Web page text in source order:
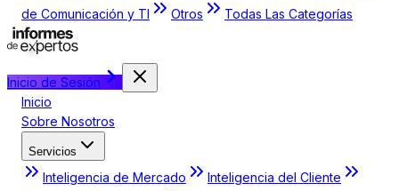
de Comunicación y TI
Otros Todas Las Categorías
Inicio de Sesión
Inicio
Sobre Nosotros
Servicios
Inteligencia de Mercado
Inteligencia del Cliente